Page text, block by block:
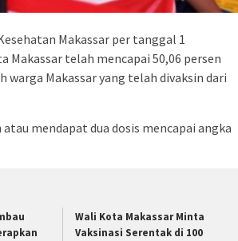
Makassar per tanggal 1
Makassar telah mencapai 50,06 persen
warga Makassar yang telah divaksin dari
mendapat dua dosis mencapai angka
Wali Kota Makassar Minta
Vaksinasi Serentak di 100